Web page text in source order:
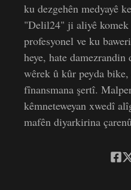
ku dezgehên medyayê
"Delil24" ji aliyê komek
profesyonel ve ku
heye, hate
wêrek û kûr peyda
fînansmana şertî.
kêmneteweyan xwedî
mafên diyarkirina